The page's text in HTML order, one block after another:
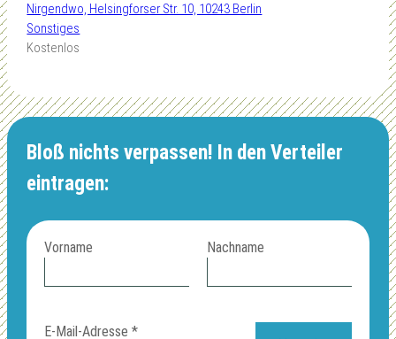
Nirgendwo, Helsingforser Str. 10, 10243 Berlin
Sonstiges
Kostenlos
Bloß nichts verpassen! In den Verteiler
eintragen:
Vorname Nachname
E-Mail-Adresse*